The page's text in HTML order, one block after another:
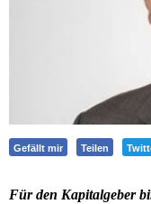
Gefällt mir Teilen
Für den Kapitalgeber